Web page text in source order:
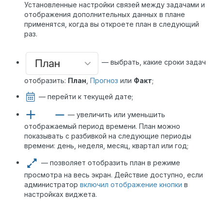
Установленные настройки связей между задачами и
отображения дополнительных данных в плане
применятся, когда вы откроете план в следующий
раз.
— выбрать, какие сроки задач
отобразить: План Прогноз или Факт;
— перейти к текущей дате;
— увеличить или уменьшить
отображаемый период времени. План можно
показывать с разбивкой на следующие периоды
времени: день, неделя, месяц, квартал или год;
— позволяет отобразить план в режиме
просмотра на весь экран. Действие доступно, если
администратор включил отображение кнопки в
настройках виджета.